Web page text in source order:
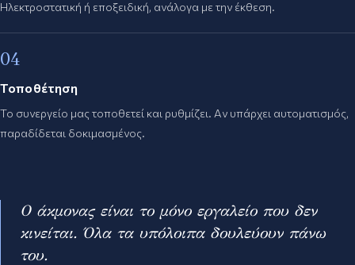
Ηλεκτροστατική ή εποξειδική, ανάλογα με την έκθεση.
04
Τοποθέτηση
Το συνεργείο μας τοποθετεί και ρυθμίζει. Αν υπάρχει αυτοματισμός,
παραδίδεται δοκιμασμένος.
Ο άκμονας είναι το μόνο εργαλείο που δεν
κινείται. Όλα τα υπόλοιπα δουλεύουν πάνω
του.